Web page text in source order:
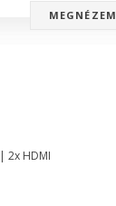
MEGNÉZEM
2x HDMI